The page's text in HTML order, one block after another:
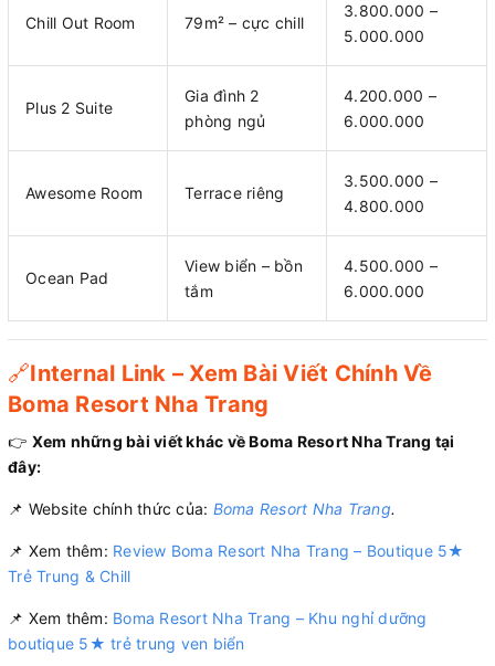
Chill Out Room 79m² – cực chill
3.800.000 –
5.000.000
Plus 2 Suite
Gia đình 2
phòng ngủ
4.200.000 –
6.000.000
Awesome Room Terrace riêng
3.500.000 –
4.800.000
Ocean Pad
View biển – bồn
tắm
4.500.000 –
6.000.000
🔗Internal Link – Xem Bài Viết Chính Về
Boma Resort Nha Trang
👉 Xem những bài viết khác về Boma Resort Nha Trang tại
đây:
📌 Website chính thức của: Boma Resort Nha Trang.
📌 Xem thêm: Review Boma Resort Nha Trang – Boutique 5★
Trẻ Trung & Chill
📌 Xem thêm: Boma Resort Nha Trang – Khu nghỉ dưỡng
boutique 5★ trẻ trung ven biển